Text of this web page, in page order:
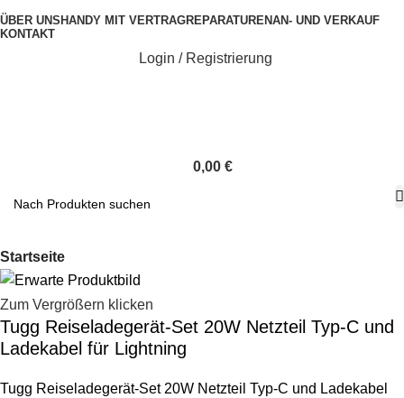
ÜBER UNS HANDY MIT VERTRAGREPARATURENAN- UND VERKAUF
KONTAKT
Login / Registrierung
0,00 €
Startseite
Zum Vergrößern klicken
Tugg Reiseladegerät-Set 20W Netzteil Typ-C und
Ladekabel für Lightning
Tugg Reiseladegerät-Set 20W Netzteil Typ-C und Ladekabel